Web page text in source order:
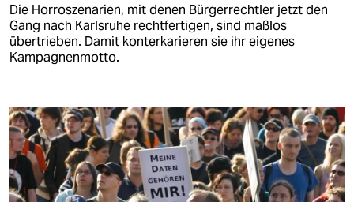
Die Horroszenarien, mit denen Bürgerrechtler jetzt den
Gang nach Karlsruhe rechtfertigen, sind maßlos
übertrieben. Damit konterkarieren sie ihr eigenes
Kampagnenmotto.